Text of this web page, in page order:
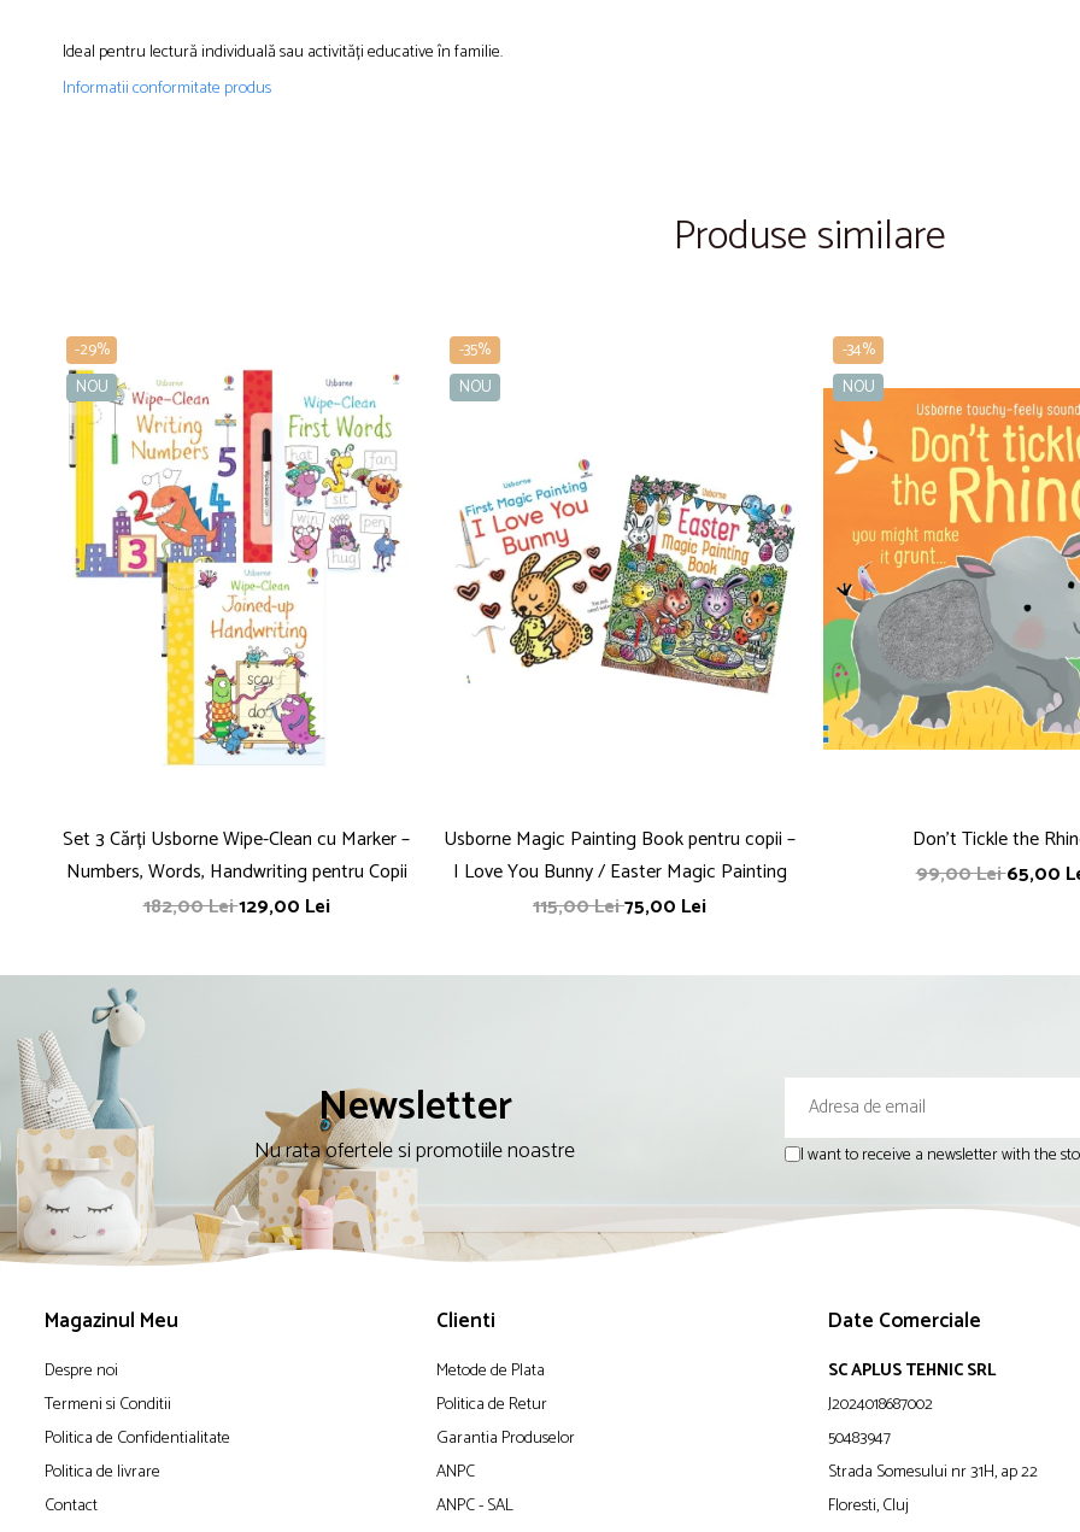
Ideal pentru lectură individuală sau activități educative în familie.
Informatii conformitate produs
Produse similare
-29%
NOU
Set 3 Cărți Usborne Wipe-Clean cu Marker –
Numbers, Words, Handwriting pentru Copii
182,00 Lei129,00 Lei
-35%
NOU
Usborne Magic Painting Book pentru copii –
I Love You Bunny / Easter Magic Painting
115,00 Lei75,00 Lei
-34%
NOU
Don't Tickle the
99,00 Lei65,00
Newsletter
Nu rata ofertele si promotiile noastre I want to receive a newsletter with the
Magazinul Meu
Despre noi
Termeni si Conditii
Politica de Confidentialitate
Politica de livrare
Contact
Clienti
Metode de Plata
Politica de Retur
Garantia Produselor
ANPC
ANPC - SAL
Date Comerciale
SC APLUS TEHNIC SRL
J2024018687002
50483947
Strada Somesului nr 31H, ap 22
Floresti, Cluj